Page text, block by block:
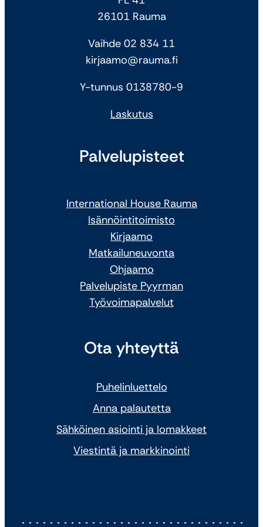
26101 Rauma
Vaihde 02 834 11
kirjaamo@rauma.fi
Y-tunnus 0138780-9
Laskutus
Palvelupisteet
International House Rauma
Isännöintitoimisto
Kirjaamo
Matkailuneuvonta
Ohjaamo
Palvelupiste Pyyrman
Työvoimapalvelut
Ota yhteyttä
Puhelinluettelo
Anna palautetta
Sähköinen asiointi ja lomakkeet
Viestintä ja markkinointi